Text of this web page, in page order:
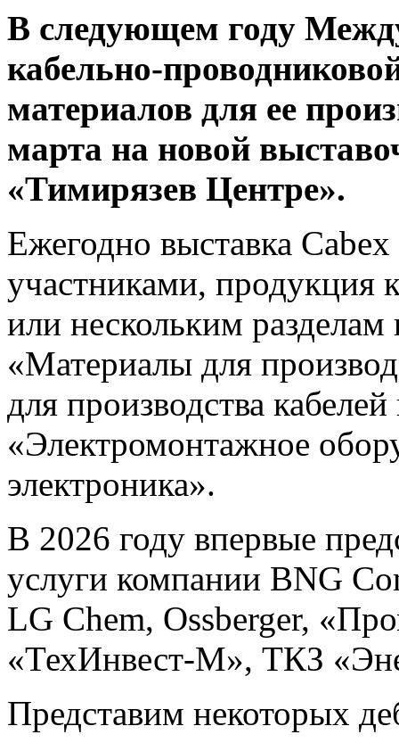
В следующем году
кабельно-
материалов для ее
марта на новой
«Тимирязев Центре».
Ежегодно выставка
участниками, продукция
или нескольким
«Материалы для
для производства
«Электромонтажное
электроника».
В 2026 году впервые
услуги компании BNG
LG Chem, Ossberger,
«ТехИнвест-М», ТКЗ
Представим некоторых